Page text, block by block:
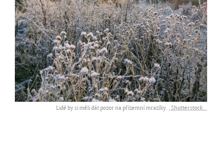
Lidé by si měli dát pozor na přízemní mrazíky. ,Shutterstock...